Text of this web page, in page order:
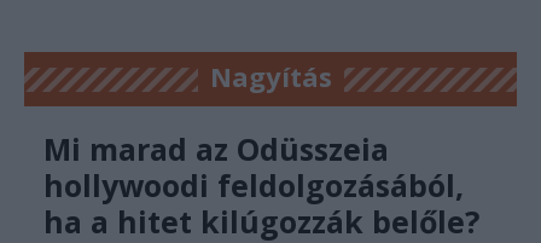
Nagyítás
Mi marad az Odüsszeia
hollywoodi feldolgozásából,
ha a hitet kilúgozzák belőle?